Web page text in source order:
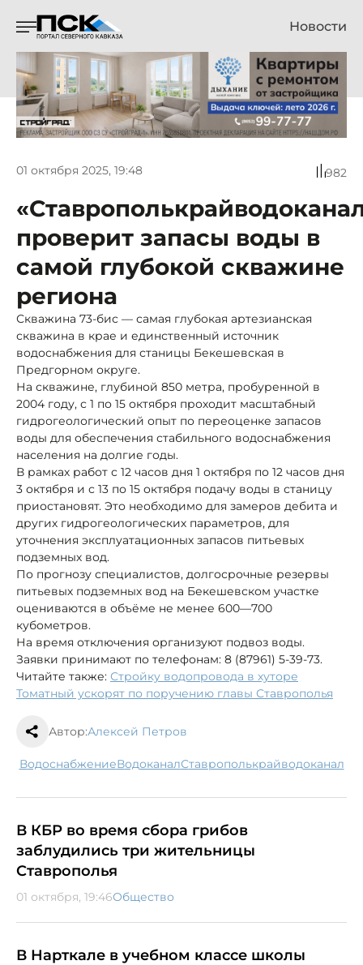
Новости
01 октября 2025, 19:48 982
проверит запасы воды в
самой глубокой скважине
региона
Скважина 73-бис — самая глубокая артезианская
скважина в крае и единственный источник
водоснабжения для станицы Бекешевская в
Предгорном округе.
На скважине, глубиной 850 метра, пробуренной в
2004 году, с 1 по 15 октября проходит масштабный
гидрогеологический опыт по переоценке запасов
воды для обеспечения стабильного водоснабжения
населения на долгие годы.
В рамках работ с 12 часов дня 1 октября по 12 часов дня
3 октября и с 13 по 15 октября подачу воды в станицу
приостановят. Это необходимо для замеров дебита и
других гидрогеологических параметров, для
уточнения эксплуатационных запасов питьевых
подземных вод.
По прогнозу специалистов, долгосрочные резервы
питьевых подземных вод на Бекешевском участке
оцениваются в объёме не менее 600—700
кубометров.
На время отключения организуют подвоз воды.
Заявки принимают по телефонам: 8 (87961) 5-39-73.
Читайте также: Стройку водопровода в хуторе
Томатный ускорят по поручению главы Ставрополья
Автор:Алексей Петров
водоснабжение водоканал Ставрополькрайводоканал
В КБР во время сбора грибов
заблудились три жительницы
Ставрополья
01 октября, 19:46Общество
В Нарткале в учебном классе школы